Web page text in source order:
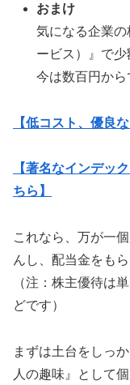
おまけ
気になる企業
ービス）』で少
今は数百円か
【低コスト、優良
【著名なインデッ
ちら】
これなら、万が一
んし、配当金をも
（注：株主優待は
どです）
まずは土台をしっ
人の趣味』として